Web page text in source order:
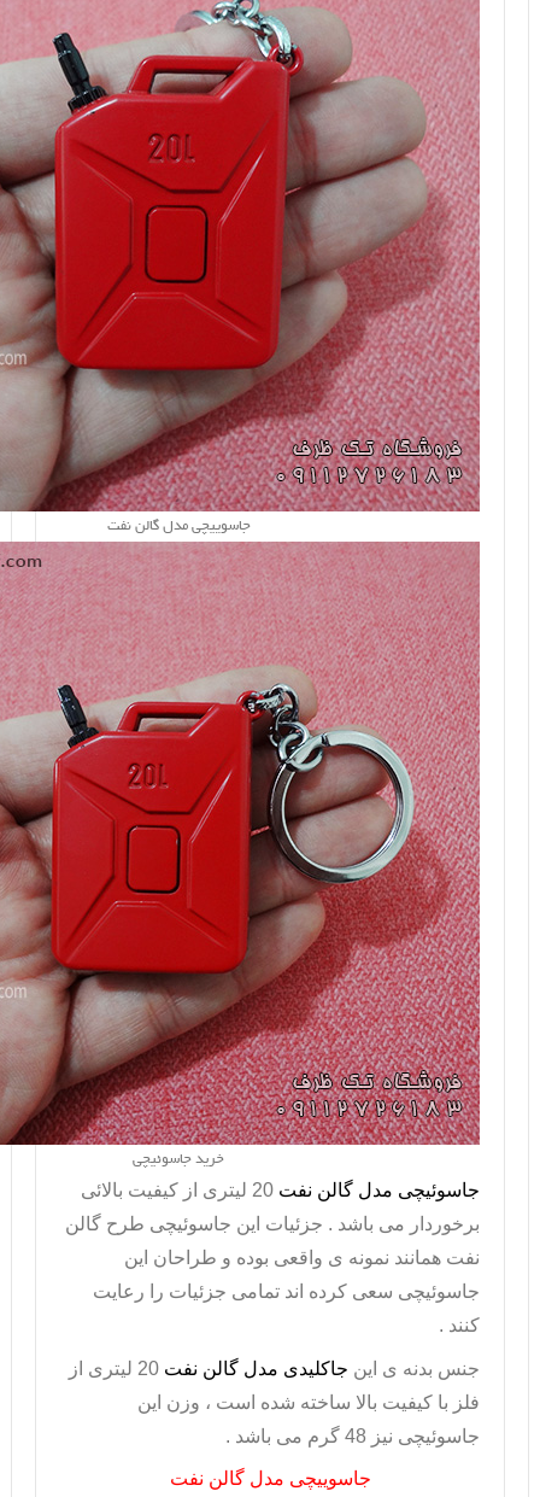
جاسوییچی مدل گالن نفت
خرید جاسوئیچی
جاسوئیچی مدل گالن نفت
20 لیتری از کیفیت بالائی
برخوردار می باشد . جزئیات این جاسوئیچی طرح گالن
نفت همانند نمونه ی واقعی بوده و طراحان این
جاسوئیچی سعی کرده اند تمامی جزئیات را رعایت
کنند .
جنس بدنه ی این جاکلیدی مدل گالن نفت
20 لیتری از
فلز با کیفیت بالا ساخته شده است ، وزن این
جاسوئیچی نیز 48 گرم می باشد .
جاسوییچی مدل گالن نفت